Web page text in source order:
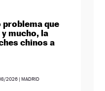
problema que
mucho, la
chinos a
2026| MADRID